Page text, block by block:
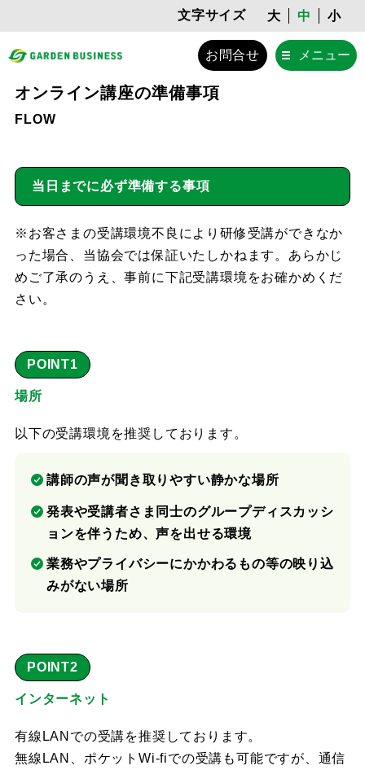
文字サイズ 大 中 小
お問合せ メニュー
オンライン講座の準備事項
FLOW
当日までに必ず準備する事項
※お客さまの受講環境不良により研修受講ができなか
った場合、当協会では保証いたしかねます。あらかじ
めご了承のうえ、事前に下記受講環境をお確かめくだ
さい。
POINT1
場所
以下の受講環境を推奨しております。
講師の声が聞き取りやすい静かな場所
発表や受講者さま同士のグループディスカッシ
ョンを伴うため、声を出せる環境
業務やプライバシーにかかわるもの等の映り込
みがない場所
POINT2
インターネット
有線LANでの受講を推奨しております。
無線LAN、ポケットWi-fiでの受講も可能ですが、通信